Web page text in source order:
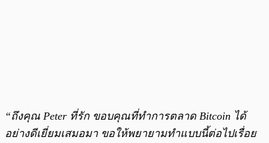
“ถึงคุณ Peter ที่รัก ขอบคุณที่ทำการตลาด Bitcoin ได้
อย่างดีเยี่ยมเสมอมา ขอให้พยายามทำแบบนี้ต่อไปเรื่อย